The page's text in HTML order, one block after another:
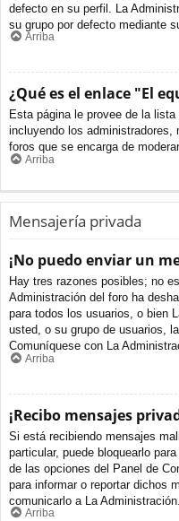
defecto en su perfil. La
su grupo por defecto mediante
Arriba
¿Qué es el enlace "El
Esta página le provee de la
incluyendo los administradores,
foros que se encarga de
Arriba
Mensajería privada
¡No puedo enviar un
Hay tres razones posibles; no
Administración del foro ha
para todos los usuarios, o bien
usted, o su grupo de usuarios,
Comuníquese con La
Arriba
¡Recibo mensajes
Si está recibiendo mensajes
particular, puede bloquearlo
de las opciones del Panel de
para informar o reportar dichos
comunicarlo a La Administración.
Arriba